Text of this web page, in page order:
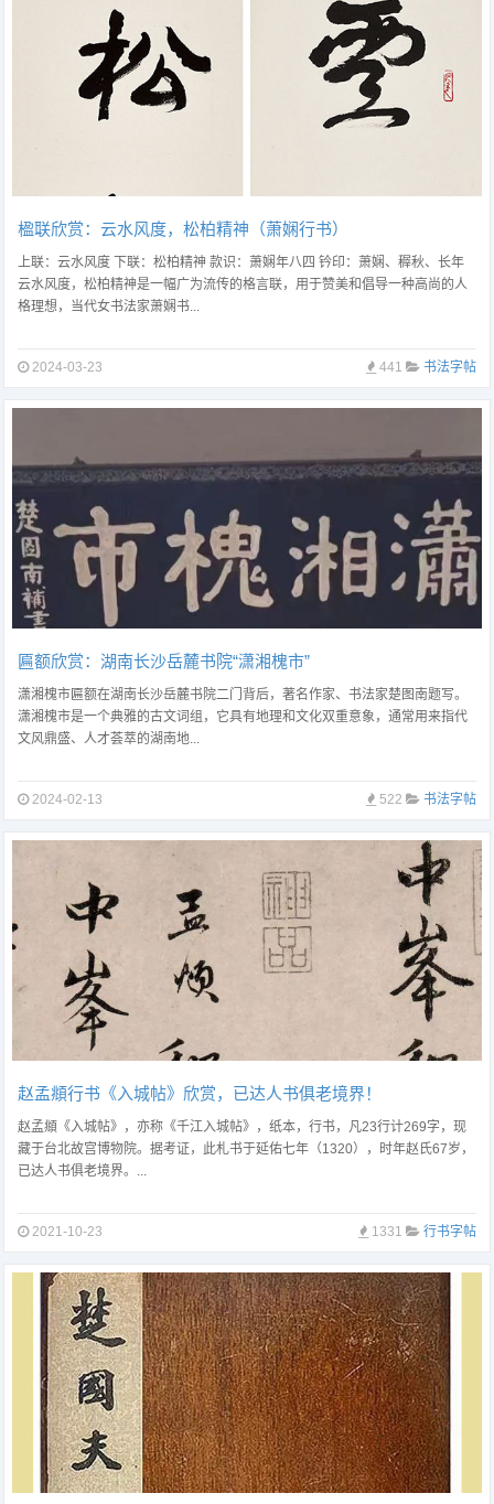
楹联欣赏：云水风度，松柏精神（萧娴行书）
上联：云水风度 下联：松柏精神 款识：萧娴年八四 钤印：萧娴、稺秋、长年
云水风度，松柏精神是一幅广为流传的格言联，用于赞美和倡导一种高尚的人
格理想，当代女书法家萧娴书...
2024-03-23 441 书法字帖
匾额欣赏：湖南长沙岳麓书院“潇湘槐市”
潇湘槐市匾额在湖南长沙岳麓书院二门背后，著名作家、书法家楚图南题写。
潇湘槐市是一个典雅的古文词组，它具有地理和文化双重意象，通常用来指代
文风鼎盛、人才荟萃的湖南地...
2024-02-13 522 书法字帖
赵孟頫行书《入城帖》欣赏，已达人书俱老境界！
赵孟頫《入城帖》，亦称《千江入城帖》，纸本，行书，凡23行计269字，现
藏于台北故宫博物院。据考证，此札书于延佑七年（1320），时年赵氏67岁，
已达人书俱老境界。...
2021-10-23 1331 行书字帖